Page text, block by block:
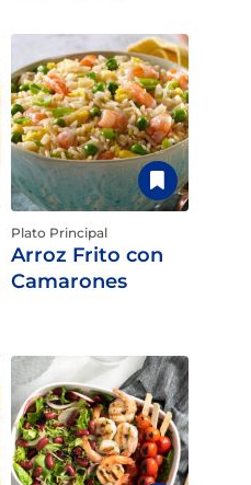
Plato Principal
Arroz Frito con
Camarones